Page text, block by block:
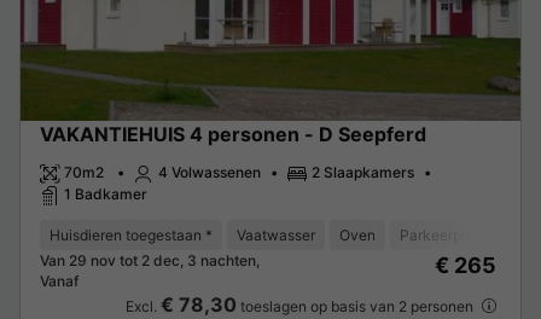
VAKANTIEHUIS 4 personen - D Seepferd
70m2 4 Volwassenen
2 Slaapkamers
1 Badkamer
Huisdieren toegestaan * Vaatwasser Oven Parkeerplaats
Van 29 nov tot 2 dec, 3 nachten,
Vanaf
€ 265
Excl. € 78,30 toeslagen op basis van 2 personen